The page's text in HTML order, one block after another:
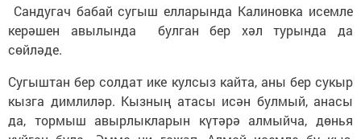
Сандугач бабай сугыш елларында Калиновка исемле
керәшен авылында булган бер хәл турында да
сөйләде.
Сугыштан бер солдат ике кулсыз кайта, аны бер сукыр
кызга димлиләр. Кызның атасы исән булмый, анасы
да, тормыш авырлыкларын күтәрә алмыйча, дөнья